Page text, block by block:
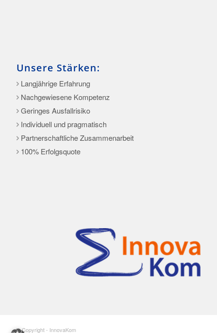
Unsere Stärken:
Langjährige Erfahrung
Nachgewiesene Kompetenz
Geringes Ausfallrisiko
Individuell und pragmatisch
Partnerschaftliche Zusammenarbeit
100% Erfolgsquote
© Copyright - InnovaKom